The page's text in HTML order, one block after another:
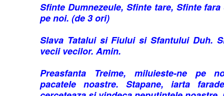
Sfinte Dumnezeule, Sfinte tare, Sfinte
pe noi. (de 3 ori)
Slava Tatalui si Fiului si Sfantului Duh.
vecii vecilor. Amin.
Preasfanta Treime, miluieste-ne pe
pacatele noastre. Stapane, iarta